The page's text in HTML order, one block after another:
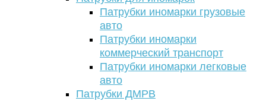
Патрубки иномарки грузовые
авто
Патрубки иномарки
коммерческий транспорт
Патрубки иномарки легковые
авто
Патрубки ДМРВ